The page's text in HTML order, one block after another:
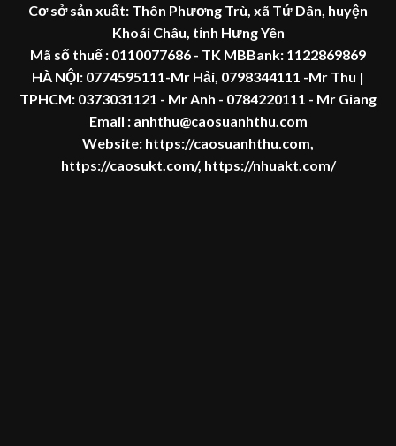
Cơ sở sản xuất: Thôn Phương Trù, xã Tứ Dân, huyện
Khoái Châu, tỉnh Hưng Yên
Mã số thuế : 0110077686 - TK MBBank: 1122869869
HÀ NỘI: 0774595111 -Mr Hải 0798344111 -Mr Thu |
TPHCM: 0373031121 - Mr Anh - 0784220111 - Mr Giang
Email : anhthu@caosuanhthu.com
Website: https://caosuanhthu.com
https://caosukt.com/, https://nhuakt.com/